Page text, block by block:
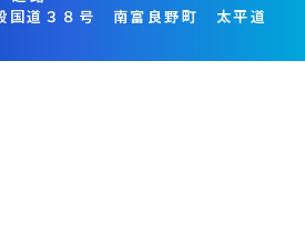
国道３８号 南富良野町 太平道